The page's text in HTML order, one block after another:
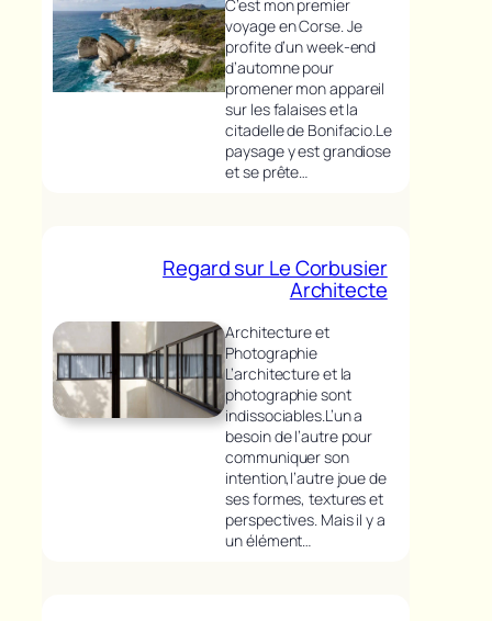
C’est mon premier
voyage en Corse. Je
profite d’un week-end
d’automne pour
promener mon appareil
sur les falaises et la
citadelle de Bonifacio.Le
paysage y est grandiose
et se prête…
Regard sur Le Corbusier
Architecte
Architecture et
Photographie
L’architecture et la
photographie sont
indissociables.L’un a
besoin de l’autre pour
communiquer son
intention,l’autre joue de
ses formes, textures et
perspectives. Mais il y a
un élément…